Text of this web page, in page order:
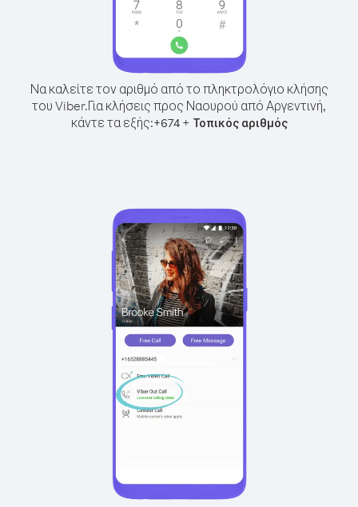
Να καλείτε τον αριθμό από το πληκτρολόγιο κλήσης
του Viber.Για κλήσεις προς Ναουρού από Αργεντινή,
κάντε τα εξής:+674+ Τοπικός αριθμός